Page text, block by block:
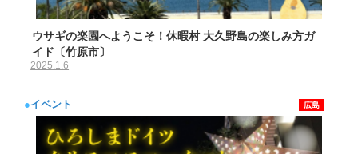
ウサギの楽園へようこそ！休暇村 大久野島の楽しみ方ガ
イド〔竹原市〕
2025.1.6
●イベント 広島